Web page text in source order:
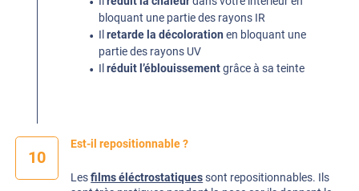
bloquant une partie des rayons IR
Il retarde la décolorationen bloquant une
partie des rayons UV
Ilréduit l’éblouissementgrâce à sa teinte
10
Est-il repositionnable ?
Lesfilms éléctrostatiquessont repositionnables. Ils